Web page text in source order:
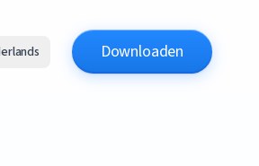
Downloaden